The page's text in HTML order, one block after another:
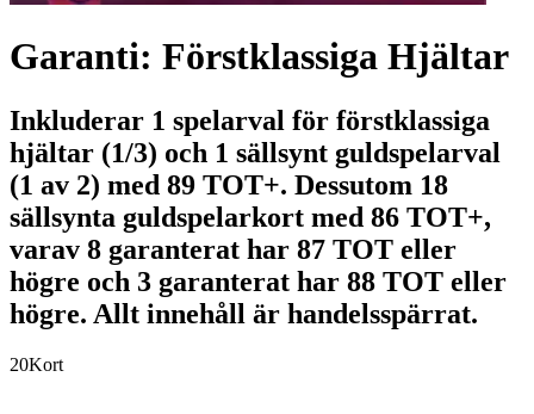
Garanti: Förstklassiga Hjältar
Inkluderar 1 spelarval för förstklassiga
hjältar (1/3) och 1 sällsynt guldspelarval
(1 av 2) med 89 TOT+. Dessutom 18
sällsynta guldspelarkort med 86 TOT+,
varav 8 garanterat har 87 TOT eller
högre och 3 garanterat har 88 TOT eller
högre. Allt innehåll är handelsspärrat.
20Kort